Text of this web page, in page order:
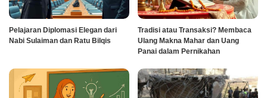
Pelajaran Diplomasi Elegan dari
Nabi Sulaiman dan Ratu Bilqis
Tradisi atau Transaksi? Membaca
Ulang Makna Mahar dan Uang
Panai dalam Pernikahan